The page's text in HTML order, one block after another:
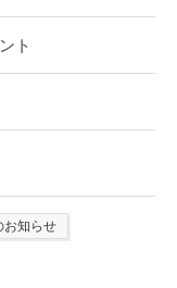
ト
お知らせ